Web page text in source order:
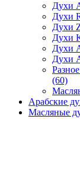
Духи
Духи
Духи
Духи
Духи
Духи
(60)
Арабские
Масляные